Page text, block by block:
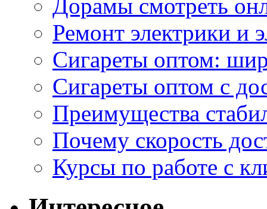
Дорамы смотреть
Ремонт электрики и
Сигареты оптом:
Сигареты оптом с
Преимущества
Почему скорость
Курсы по работе с